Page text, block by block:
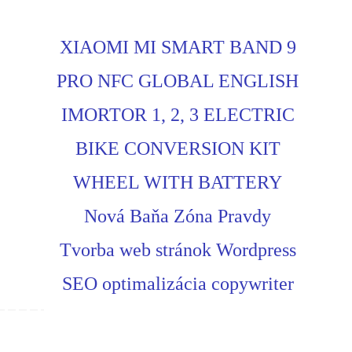
XIAOMI MI SMART BAND 9
PRO NFC GLOBAL ENGLISH
IMORTOR 1, 2, 3 ELECTRIC
BIKE CONVERSION KIT
WHEEL WITH BATTERY
Nová Baňa Zóna Pravdy
Tvorba web stránok Wordpress
SEO optimalizácia copywriter